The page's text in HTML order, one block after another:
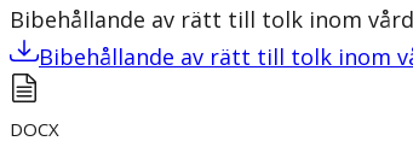
Bibehållande av rätt till tolk inom
Bibehållande av rätt till tolk inom
DOCX